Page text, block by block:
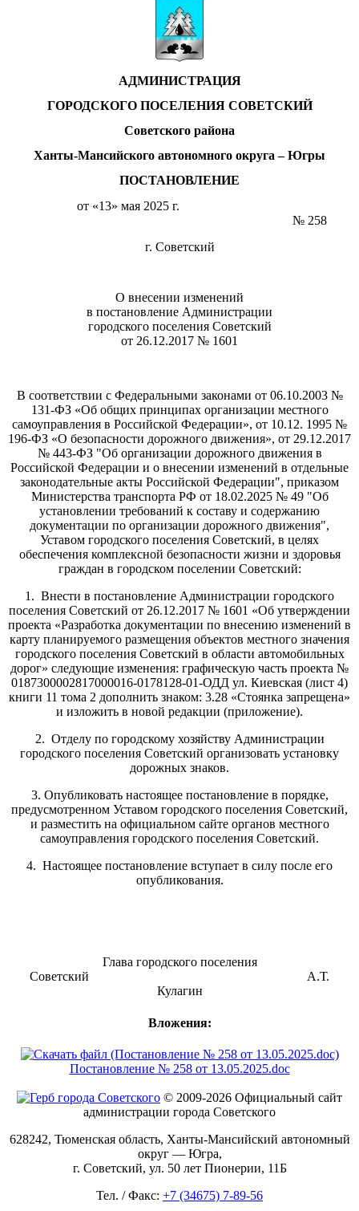
АДМИНИСТРАЦИЯ
ГОРОДСКОГО ПОСЕЛЕНИЯ СОВЕТСКИЙ
Советского района
Ханты-Мансийского автономного округа – Югры
ПОСТАНОВЛЕНИЕ
от «13» мая 2025 г.
№ 258
г. Советский
О внесении изменений
в постановление Администрации
городского поселения Советский
от 26.12.2017 № 1601
В соответствии с Федеральными законами от 06.10.2003 №
131-ФЗ «Об общих принципах организации местного
самоуправления в Российской Федерации», от 10.12. 1995 №
196-ФЗ «О безопасности дорожного движения», от 29.12.2017
№ 443-ФЗ "Об организации дорожного движения в
Российской Федерации и о внесении изменений в отдельные
законодательные акты Российской Федерации", приказом
Министерства транспорта РФ от 18.02.2025 № 49 "Об
установлении требований к составу и содержанию
документации по организации дорожного движения",
Уставом городского поселения Советский, в целях
обеспечения комплексной безопасности жизни и здоровья
граждан в городском поселении Советский:
1. Внести в постановление Администрации городского
поселения Советский от 26.12.2017 № 1601 «Об утверждении
проекта «Разработка документации по внесению изменений в
карту планируемого размещения объектов местного значения
городского поселения Советский в области автомобильных
дорог» следующие изменения: графическую часть проекта №
0187300002817000016-0178128-01-ОДД ул. Киевская (лист 4)
книги 11 тома 2 дополнить знаком: 3.28 «Стоянка запрещена»
и изложить в новой редакции (приложение).
2. Отделу по городскому хозяйству Администрации
городского поселения Советский организовать установку
дорожных знаков.
3. Опубликовать настоящее постановление в порядке,
предусмотренном Уставом городского поселения Советский,
и разместить на официальном сайте органов местного
самоуправления городского поселения Советский.
4. Настоящее постановление вступает в силу после его
опубликования.
Глава городского поселения
Советский А.Т.
Кулагин
Вложения:
Постановление № 258 от 13.05.2025.doc
© 2009-2026 Официальный сайт
администрации города Советского
628242, Тюменская область, Ханты-Мансийский автономный
округ — Югра,
г. Советский, ул. 50 лет Пионерии, 11Б
Тел. / Факс: +7 (34675) 7-89-56